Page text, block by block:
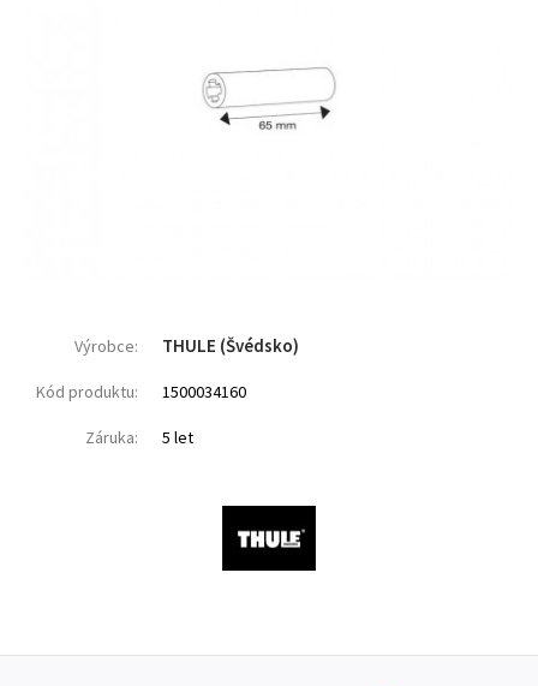
Výrobce: THULE (Švédsko)
Kód produktu: 1500034160
Záruka: 5 let